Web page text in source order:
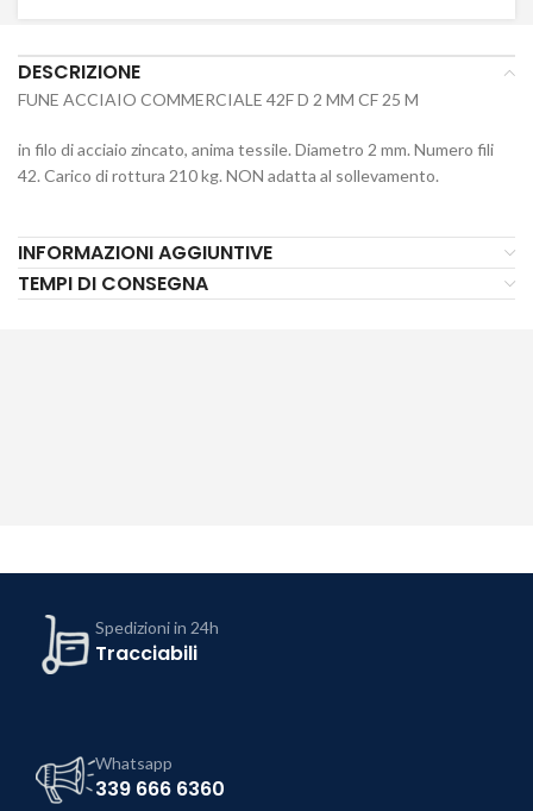
DESCRIZIONE
FUNE ACCIAIO COMMERCIALE 42F D 2 MM CF 25 M
in filo di acciaio zincato, anima tessile. Diametro 2 mm. Numero fili
42. Carico di rottura 210 kg. NON adatta al sollevamento.
INFORMAZIONI AGGIUNTIVE
TEMPI DI CONSEGNA
Spedizioni in 24h
Tracciabili
Whatsapp
339 666 6360